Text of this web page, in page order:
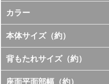
カラー
本体サイズ（約）
背もたれサイズ（約）
座面平面部幅（約）